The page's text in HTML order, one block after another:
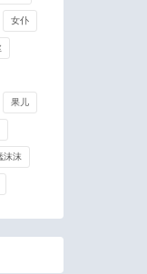
女仆
果儿
沫沫